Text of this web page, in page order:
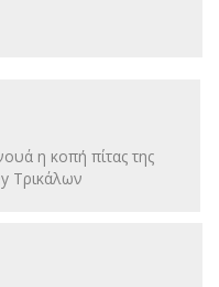
η κοπή πίτας της
Τρικάλων